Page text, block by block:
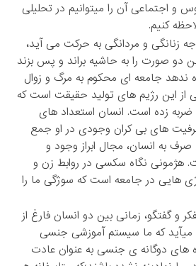
و اجتماعی آن را میتوانیم در تحلیلی
کنیم.
زنانگی و مردانگی به حرکت می آید،
دو صورت را به حاشیه براند و پس بزند
ندهد جامعه ای محکوم به مرگ و زوال
از این رژیم های تولید حقیقت است که
زده است. انسان استعداد های
های بی کران وجودی در او جمع
به انسان، مجال ابراز وجود و
هژمونی نگاه سکسی در روابط زن و
هایی در جامعه است که سوژگی ما را
و گفتگو، زمانی بین دو انسان فارغ از
میآید که ما سیستم آموزشی جنسی
های دوگانه ی جنسی به عنوان عادت